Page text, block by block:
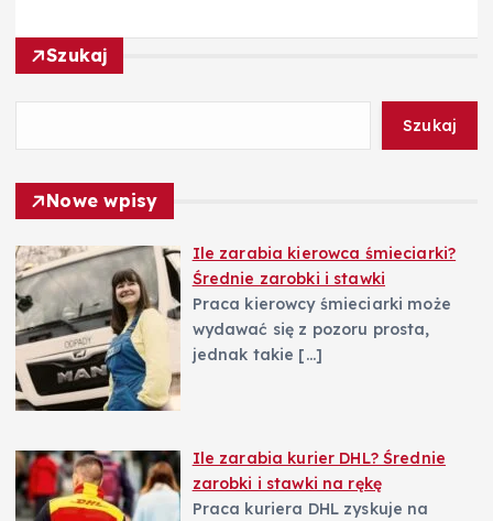
c
j
a
w
p
i
s
u
Szukaj
Szukaj
Nowe wpisy
Ile zarabia kierowca śmieciarki?
Średnie zarobki i stawki
Praca kierowcy śmieciarki może
wydawać się z pozoru prosta,
jednak takie […]
Ile zarabia kurier DHL? Średnie
zarobki i stawki na rękę
Praca kuriera DHL zyskuje na